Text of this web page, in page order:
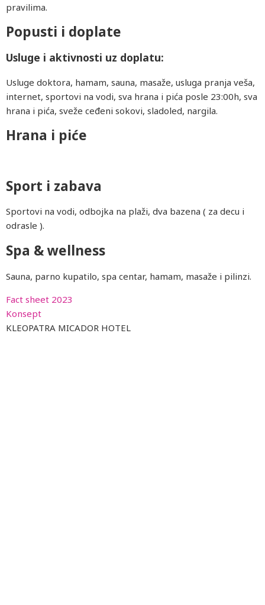
pravilima.
Popusti i doplate
Usluge i aktivnosti uz doplatu:
Usluge doktora, hamam, sauna, masaže, usluga pranja veša,
internet, sportovi na vodi, sva hrana i pića posle 23:00h, sva
hrana i pića, sveže ceđeni sokovi, sladoled, nargila.
Hrana i piće
Sport i zabava
Sportovi na vodi, odbojka na plaži, dva bazena ( za decu i
odrasle ).
Spa & wellness
Sauna, parno kupatilo, spa centar, hamam, masaže i pilinzi.
Fact sheet 2023
Konsept
KLEOPATRA MICADOR HOTEL